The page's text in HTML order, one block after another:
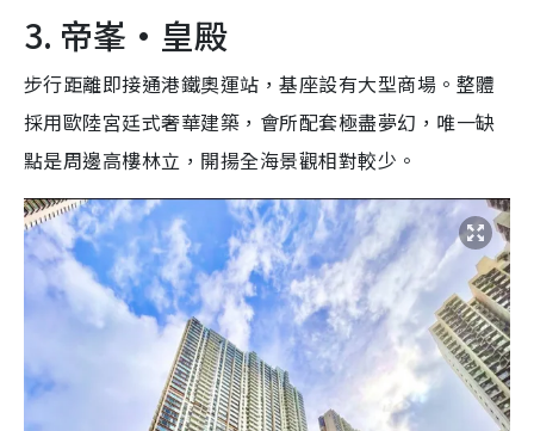
3. 帝峯·皇殿
步行距離即接通港鐵奧運站，基座設有大型商場。整體
採用歐陸宮廷式奢華建築，會所配套極盡夢幻，唯一缺
點是周邊高樓林立，開揚全海景觀相對較少。